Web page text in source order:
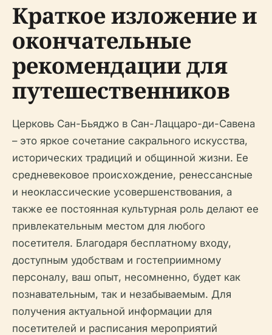
Краткое изложение и
окончательные
рекомендации для
путешественников
Церковь Сан-Бьяджо в Сан-Лаццаро-ди-Савена
– это яркое сочетание сакрального искусства,
исторических традиций и общинной жизни. Ее
средневековое происхождение, ренессансные
и неоклассические усовершенствования, а
также ее постоянная культурная роль делают ее
привлекательным местом для любого
посетителя. Благодаря бесплатному входу,
доступным удобствам и гостеприимному
персоналу, ваш опыт, несомненно, будет как
познавательным, так и незабываемым. Для
получения актуальной информации для
посетителей и расписания мероприятий